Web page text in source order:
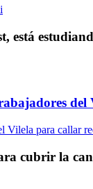
está
del
cubrir la